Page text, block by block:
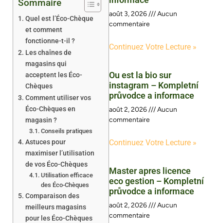
Sommaire
Quel est l’Éco-Chèque
et comment
fonctionne-t-il ?
Les chaînes de
magasins qui
acceptent les Éco-
Chèques
Comment utiliser vos
Éco-Chèques en
magasin ?
Conseils pratiques
Astuces pour
maximiser l’utilisation
de vos Éco-Chèques
Utilisation efficace
des Éco-Chèques
Comparaison des
meilleurs magasins
pour les Éco-Chèques
août 3, 2026
Aucun
commentaire
Continuez Votre Lecture »
Ou est la bio sur
instagram – Kompletní
průvodce a informace
août 2, 2026
Aucun
commentaire
Continuez Votre Lecture »
Master apres licence
eco gestion – Kompletní
průvodce a informace
août 2, 2026
Aucun
commentaire